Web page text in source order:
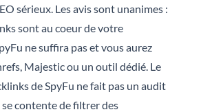
sérieux. Les avis sont unanimes :
sont au coeur de votre
ne suffira pas et vous aurez
Majestic ou un outil dédié. Le
de SpyFu ne fait pas un audit
contente de filtrer des